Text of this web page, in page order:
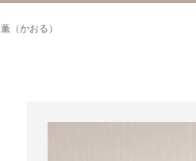
薫（かおる）